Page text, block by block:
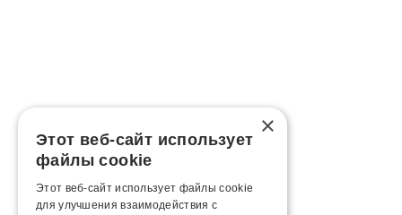
×
Этот веб-сайт использует
файлы cookie
Этот веб-сайт использует файлы cookie
для улучшения взаимодействия с